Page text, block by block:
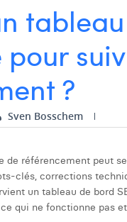
pour
?
Sven Bosschem
de référencement peut
clés, corrections
un tableau de bord
qui ne fonctionne pas